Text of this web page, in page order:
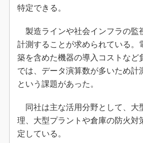
特定できる。
製造ラインや社会インフラの監
計測することが求められている
築を含めた機器の導入コストな
では、データ演算数が多いため
という課題があった。
同社は主な活用分野として、大
理、大型プラントや倉庫の防火
定している。